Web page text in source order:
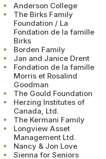
Anderson College
The Birks Family
Foundation / La
Fondation de la famille
Birks
Borden Family
Jan and Janice Drent
Fondation de la famille
Morris et Rosalind
Goodman
The Gould Foundation
Herzing Institutes of
Canada, Ltd.
The Kermani Family
Longview Asset
Management Ltd.
Nancy & Jon Love
Sienna for Seniors